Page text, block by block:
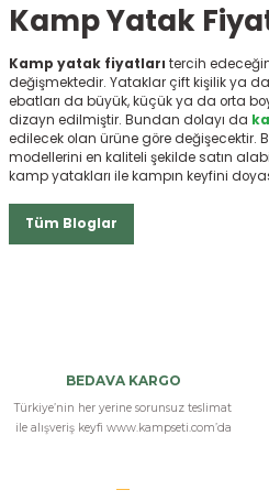
Kamp Yatak
Kamp yatak fiyatları tercih
değişmektedir. Yataklar çift kişilik ya
ebatları da büyük, küçük ya da orta
dizayn edilmiştir. Bundan dolayı da
edilecek olan ürüne göre değişecektir.
modellerini en kaliteli şekilde satın
kamp yatakları ile kampın keyfini
Tüm Bloglar
BEDAVA KARGO
Türkiye’nin her yerine sorunsuz teslimat
ile alışveriş keyfi www.kampseti.com’da